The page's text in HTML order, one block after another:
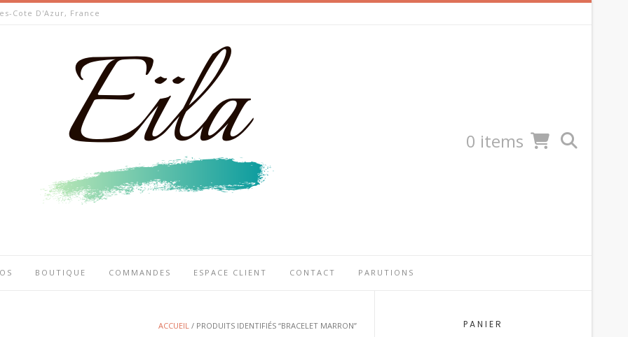
Cote D'Azur, France
0 items
BOUTIQUE COMMANDES ESPACE CLIENT CONTACT PARUTIONS
ACCUEIL / PRODUITS IDENTIFIÉS “BRACELET MARRON” PANIER